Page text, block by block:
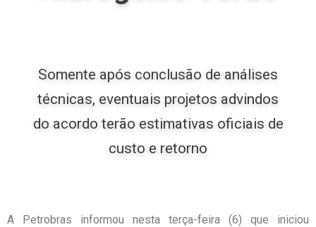
Somente após conclusão de análises
técnicas, eventuais projetos advindos
do acordo terão estimativas oficiais de
custo e retorno
A Petrobras informou nesta terça-feira (6) que iniciou